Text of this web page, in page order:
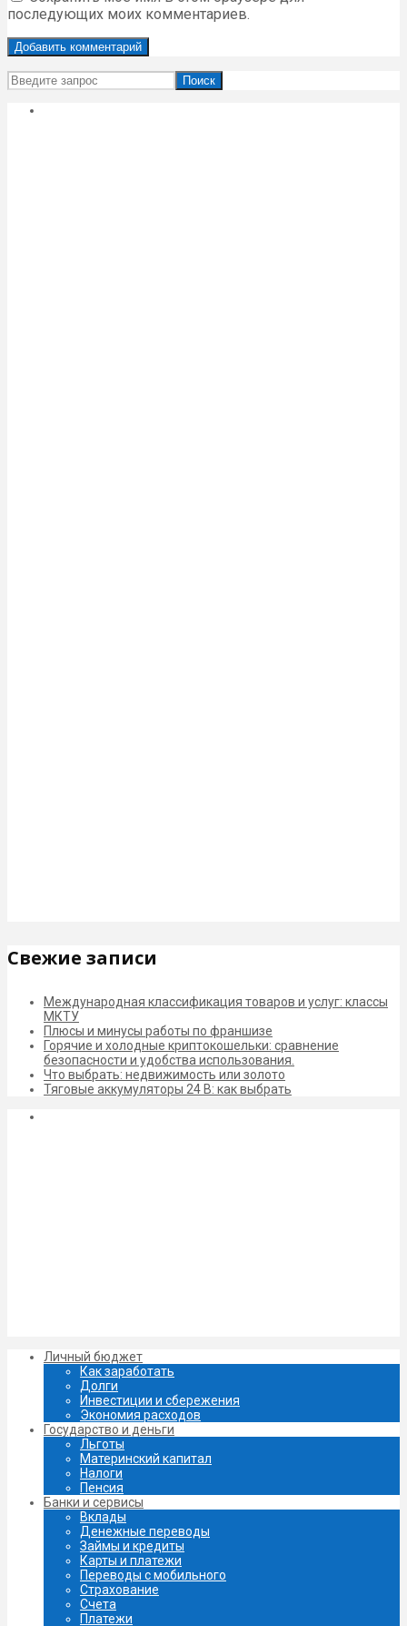
последующих моих комментариев.
Поиск
Свежие записи
Международная классификация товаров и услуг: классы
МКТУ
Плюсы и минусы работы по франшизе
Горячие и холодные криптокошельки: сравнение
безопасности и удобства использования.
Что выбрать: недвижимость или золото
Тяговые аккумуляторы 24 В: как выбрать
Личный бюджет
Как заработать
Долги
Инвестиции и сбережения
Экономия расходов
Государство и деньги
Льготы
Материнский капитал
Налоги
Пенсия
Банки и сервисы
Вклады
Денежные переводы
Займы и кредиты
Карты и платежи
Переводы с мобильного
Страхование
Счета
Платежи